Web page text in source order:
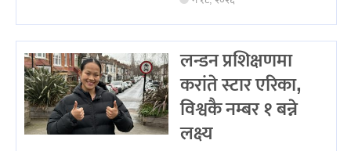
लन्डन प्रशिक्षणमा
करांते स्टार एरिका,
विश्वकै नम्बर १ बन्ने
लक्ष्य